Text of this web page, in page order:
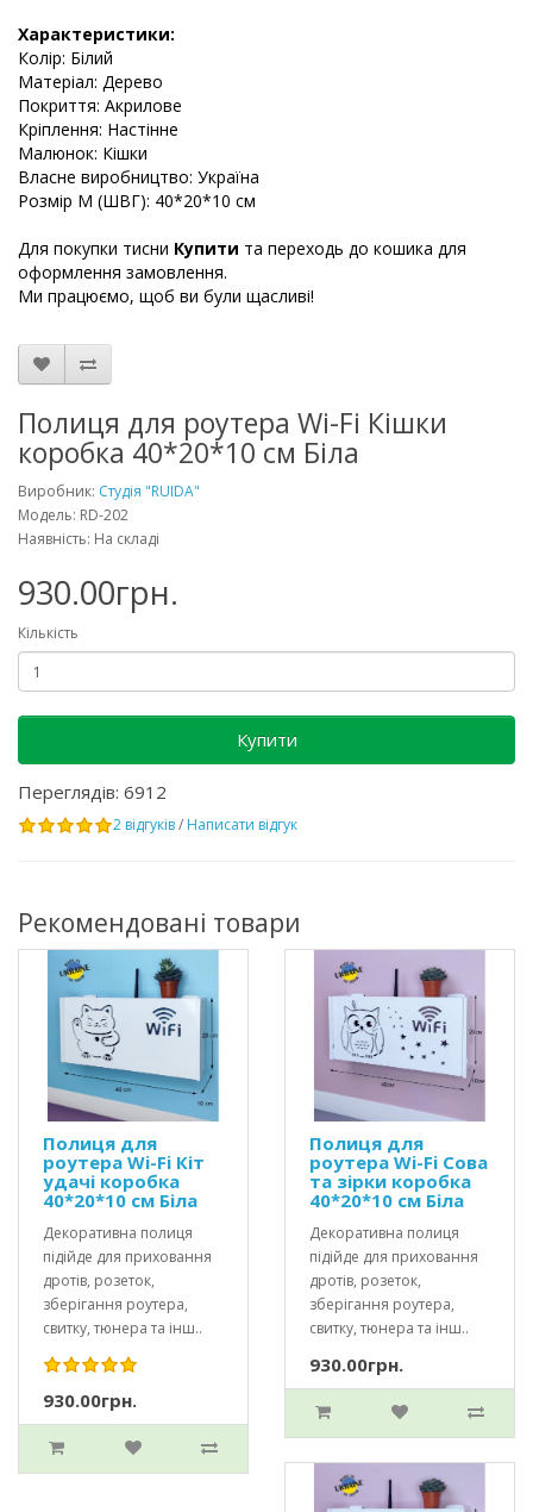
Характеристики:
Колір: Білий
Матеріал: Дерево
Покриття: Акрилове
Кріплення: Настінне
Малюнок: Кішки
Власне виробництво: Україна
Розмір М (ШВГ): 40*20*10 см
Для покупки тисни Купити та переходь до кошика для
оформлення замовлення.
Ми працюємо, щоб ви були щасливі!
Полиця для роутера Wi-Fi Кішки
коробка 40*20*10 см Біла
Виробник: Студія "RUIDA"
Модель: RD-202
Наявність: На складі
930.00грн.
Кількість
Купити
Переглядів: 6912
2 відгуків/ Написати відгук
Рекомендовані товари
Полиця для
роутера Wi-Fi Кіт
удачі коробка
40*20*10 см Біла
Декоративна полиця
підійде для приховання
дротів, розеток,
зберігання роутера,
свитку, тюнера та інш..
930.00грн.
Полиця для
роутера Wi-Fi Сова
та зірки коробка
40*20*10 см Біла
Декоративна полиця
підійде для приховання
дротів, розеток,
зберігання роутера,
свитку, тюнера та інш..
930.00грн.